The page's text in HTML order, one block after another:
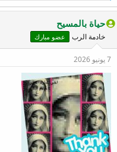
ت
ف
ا
ع
ا
ت
:
حياة بالمسيح
خادمة الرب عضو مبارك
7 يونيو 2026